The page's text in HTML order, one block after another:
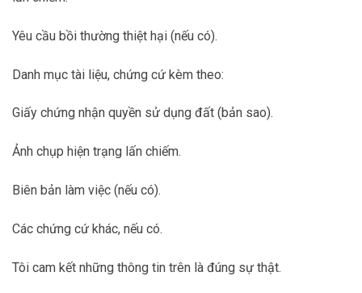
Yêu cầu bồi thường thiệt hại (nếu có).
Danh mục tài liệu, chứng cứ kèm theo:
Giấy chứng nhận quyền sử dụng đất (bản sao).
Ảnh chụp hiện trạng lấn chiếm.
Biên bản làm việc (nếu có).
Các chứng cứ khác, nếu có.
Tôi cam kết những thông tin trên là đúng sự thật.